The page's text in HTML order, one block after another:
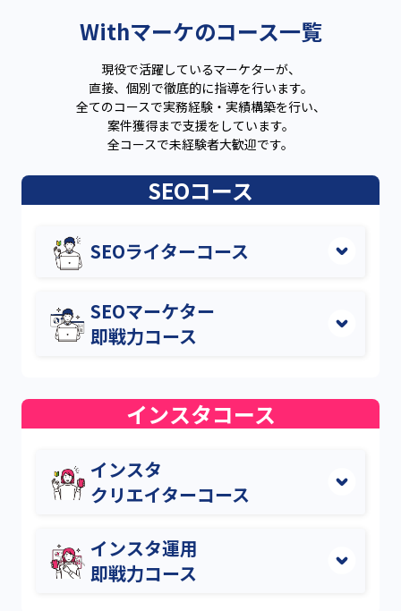
Withマーケのコース一覧
現役で活躍しているマーケターが、
直接、個別で徹底的に指導を行います。
全てのコースで実務経験・実績構築を行い、
案件獲得まで支援をしています。
全コースで未経験者大歓迎です。
SEOコース
SEOライターコース
突破するをコンセプト
とした プロライター育成コース。
SEOマーケター
即戦力コース
6ヶ月で目指すコース
コース詳細はこちら
インスタコース
インスタ
クリエイターコース
2ヶ月でインスタの 投稿案件が受注できるように
なるコースインスタ運用
即戦力コース